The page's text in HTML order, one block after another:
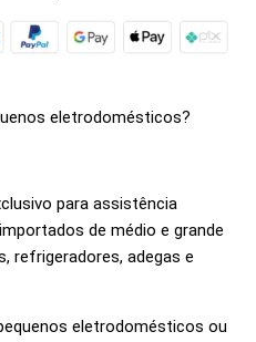
eletrodomésticos?
para assistência
de médio e grande
refrigeradores, adegas e
eletrodomésticos ou